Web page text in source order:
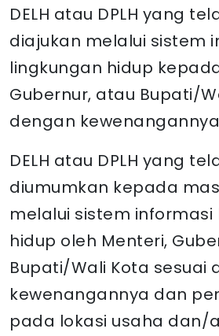
DELH atau DPLH yang
diajukan melalui sistem
lingkungan hidup
Gubernur, atau Bupati/
dengan
DELH atau DPLH yang
diumumkan kepada
melalui sistem informasi
hidup oleh Menteri,
Bupati/Wali Kota sesuai
kewenangannya dan
pada lokasi usaha dan/